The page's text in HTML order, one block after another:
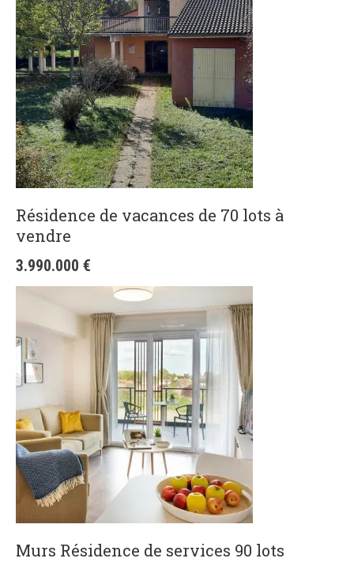
Résidence de vacances de 70 lots à
vendre
3.990.000 €
Murs Résidence de services 90 lots